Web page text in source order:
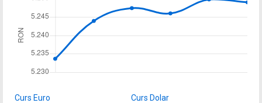
Curs Euro
Curs Dolar